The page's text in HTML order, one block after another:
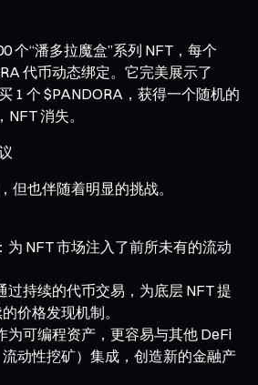
个“潘多拉魔盒”系列 NFT，每个
代币动态绑定。它完美展示了
1 个 $PANDORA，获得一个随机的
消失。
但也伴随着明显的挑战。
为 NFT 市场注入了前所未有的流动
过持续的代币交易，为底层 NFT 提
价格发现机制。
为可编程资产，更容易与其他 DeFi
动性挖矿）集成，创造新的金融产